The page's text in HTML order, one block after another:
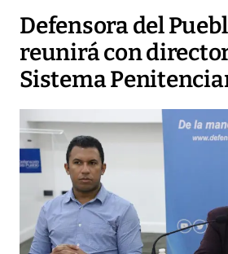
Defensora del
reunirá con
Sistema